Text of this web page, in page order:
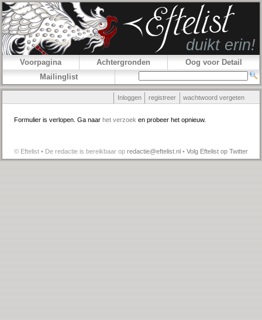
Voorpagina Achtergronden
Oog voor Detail
Mailinglist
Inloggen registreer wachtwoord vergeten
Formulier is verlopen. Ga naar het verzoek en probeer het opnieuw.
© Eftelist • De redactie is bereikbaar op redactie@eftelist.nl • Volg Eftelist op Twitter